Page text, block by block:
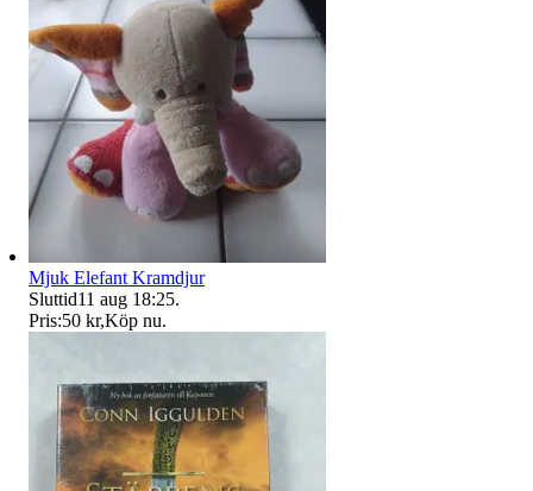
Mjuk Elefant Kramdjur
Sluttid11 aug 18:25.
Pris:50 kr,Köp nu.